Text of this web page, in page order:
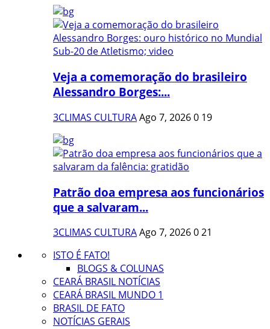
Veja a comemoração do brasileiro
Alessandro Borges:...
3CLIMAS CULTURAAgo 7, 20260 19
Patrão doa empresa aos funcionários
que a salvaram...
3CLIMAS CULTURAAgo 7, 2026021
ISTO É FATO!
BLOGS & COLUNAS
CEARÁ BRASIL NOTÍCIAS
CEARÁ BRASIL MUNDO 1
BRASIL DE FATO
NOTÍCIAS GERAIS